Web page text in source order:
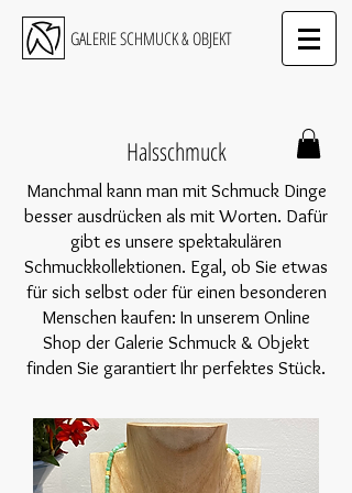
GALERIE SCHMUCK & OBJEKT
Halsschmuck
Manchmal kann man mit Schmuck Dinge
besser ausdrücken als mit Worten. Dafür
gibt es unsere spektakulären
Schmuckkollektionen. Egal, ob Sie etwas
für sich selbst oder für einen besonderen
Menschen kaufen: In unserem Online
Shop der Galerie Schmuck & Objekt
finden Sie garantiert Ihr perfektes Stück.